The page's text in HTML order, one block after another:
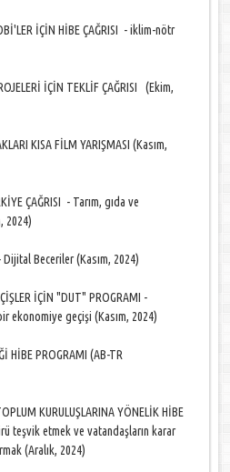
İÇİN HİBE ÇAĞRISI - iklim-nötr
İÇİN TEKLİF ÇAĞRISI (Ekim,
KISA FİLM YARIŞMASI (Kasım,
ÇAĞRISI - Tarım, gıda ve
2024)
Dijital Beceriler (Kasım, 2024)
İÇİN "DUT" PROGRAMI -
ekonomiye geçişi (Kasım, 2024)
HİBE PROGRAMI (AB-TR
KURULUŞLARINA YÖNELİK HİBE
teşvik etmek ve vatandaşların karar
(Aralık, 2024)